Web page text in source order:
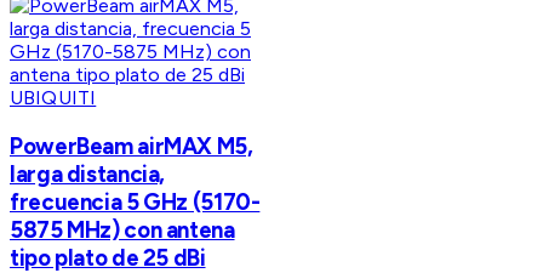
UBIQUITI
PowerBeam airMAX M5,
larga distancia,
frecuencia 5 GHz (5170-
5875 MHz) con antena
tipo plato de 25 dBi